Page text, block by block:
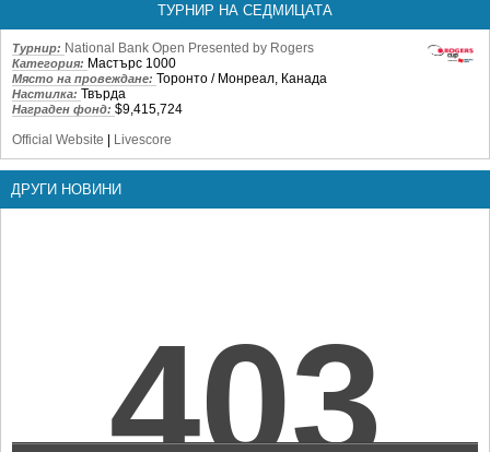
ТУРНИР НА СЕДМИЦАТА
Турнир: National Bank Open Presented by Rogers
Категория: Мастърс 1000
Място на провеждане: Торонто / Монреал, Канада
Настилка: Твърда
Награден фонд: $9,415,724
Official Website | Livescore
ДРУГИ НОВИНИ